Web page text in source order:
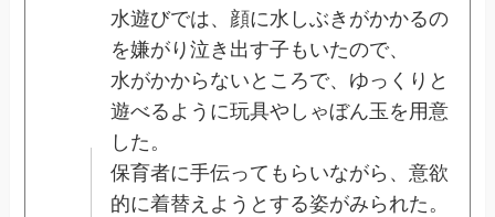
水遊びでは、顔に水しぶきがかかるの
を嫌がり泣き出す子もいたので、
水がかからないところで、ゆっくりと
遊べるように玩具やしゃぼん玉を用意
した。
保育者に手伝ってもらいながら、意欲
的に着替えようとする姿がみられた。